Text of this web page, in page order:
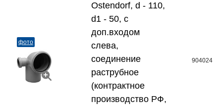
фото
Ostendorf, d - 110,
d1 - 50, с
доп.входом
слева,
соединение
раструбное
(контрактное
производство РФ,
904024